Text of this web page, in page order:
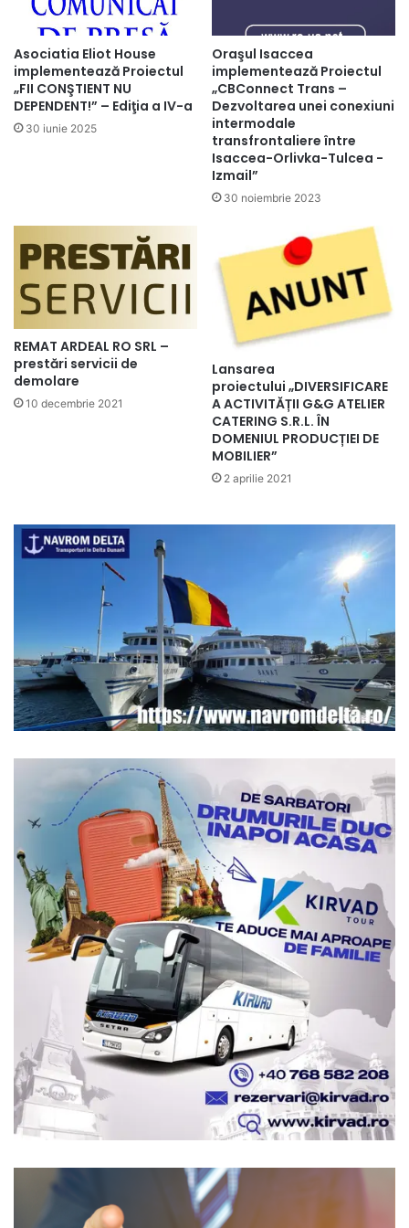
Asociatia Eliot House
implementează Proiectul
„FII CONŞTIENT NU
DEPENDENT!” – Ediţia a IV-a
30 iunie 2025
Oraşul Isaccea
implementează Proiectul
„CBConnect Trans –
Dezvoltarea unei conexiuni
intermodale
transfrontaliere între
Isaccea-Orlivka-Tulcea -
Izmail”
30 noiembrie 2023
REMAT ARDEAL RO SRL –
prestări servicii de
demolare
10 decembrie 2021
Lansarea
proiectului „DIVERSIFICARE
A ACTIVITĂȚII G&G ATELIER
CATERING S.R.L. ÎN
DOMENIUL PRODUCȚIEI DE
MOBILIER”
2 aprilie 2021